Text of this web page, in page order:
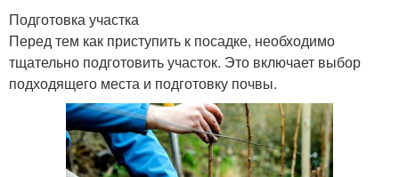
Подготовка участка
Перед тем как приступить к посадке, необходимо
тщательно подготовить участок. Это включает выбор
подходящего места и подготовку почвы.